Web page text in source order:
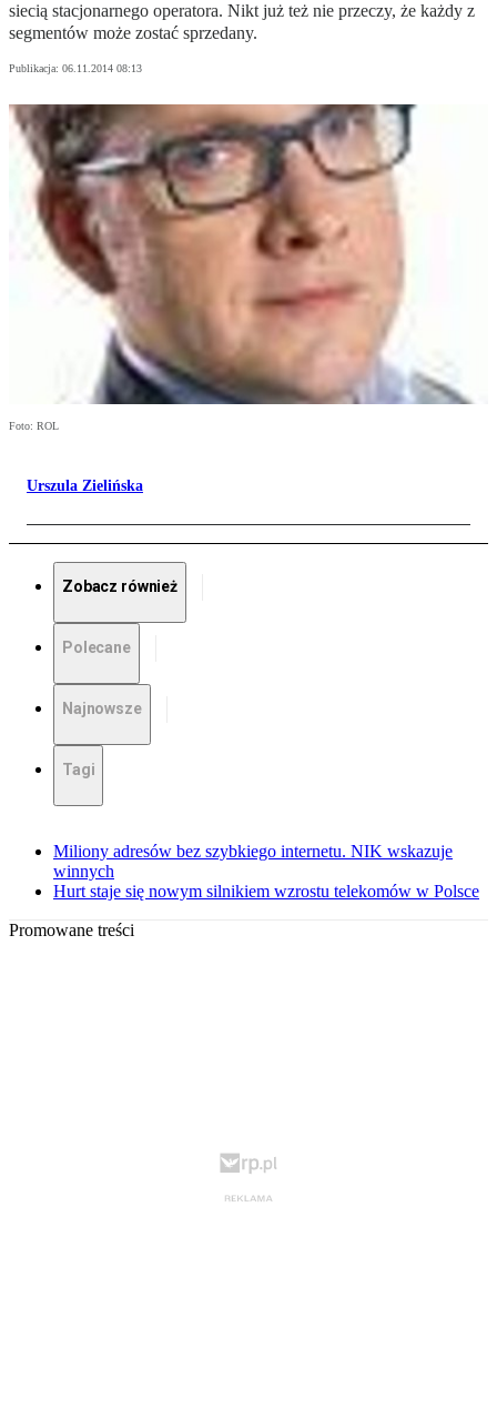
siecią stacjonarnego operatora. Nikt już też nie przeczy, że każdy z
segmentów może zostać sprzedany.
Publikacja: 06.11.2014 08:13
Foto: ROL
Urszula Zielińska
Zobacz również
Polecane
Najnowsze
Tagi
Miliony adresów bez szybkiego internetu. NIK wskazuje
winnych
Hurt staje się nowym silnikiem wzrostu telekomów w Polsce
Promowane treści